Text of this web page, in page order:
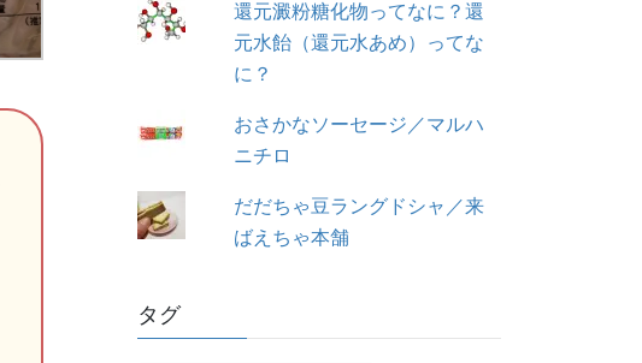
還元澱粉糖化物ってなに？還
元水飴（還元水あめ）ってな
に？
おさかなソーセージ／マルハ
ニチロ
だだちゃ豆ラングドシャ／来
ばえちゃ本舗
タグ